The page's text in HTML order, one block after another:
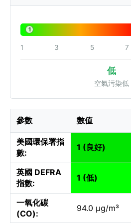
1
1 3 5 7
低
空氣污染低
參數 數值
美國環保署指
數:
1 (良好)
英國 DEFRA
指數:
1 (低)
一氧化碳
(CO):
94.0 µg/m³